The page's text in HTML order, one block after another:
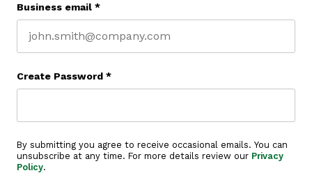
Business email *
Create Password *
By submitting you agree to receive occasional emails. You can
unsubscribe at any time. For more details review our Privacy
Policy.